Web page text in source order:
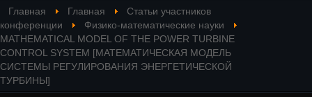
Главная Главная
Статьи участников
конференции
Физико-математические науки
MATHEMATICAL MODEL OF THE POWER TURBINE
CONTROL SYSTEM [МАТЕМАТИЧЕСКАЯ МОДЕЛЬ
СИСТЕМЫ РЕГУЛИРОВАНИЯ ЭНЕРГЕТИЧЕСКОЙ
ТУРБИНЫ]